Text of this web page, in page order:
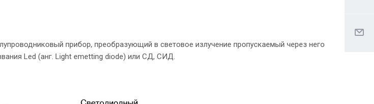
прибор, преобразующий в световое излучение пропускаемый через него
Led (анг. Light emetting diode) или СД, СИД.